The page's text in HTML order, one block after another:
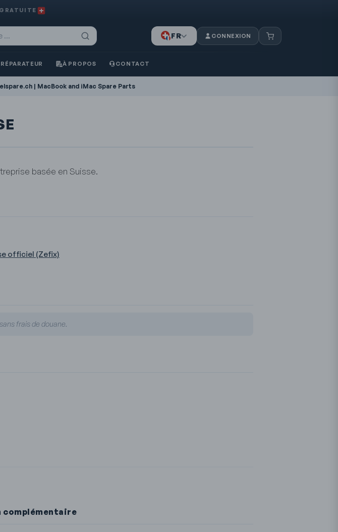
FR CONNEXION
À PROPOS CONTACT
| MacBook and iMac Spare Parts
basée en Suisse.
officiel (Zefix)
frais de douane.